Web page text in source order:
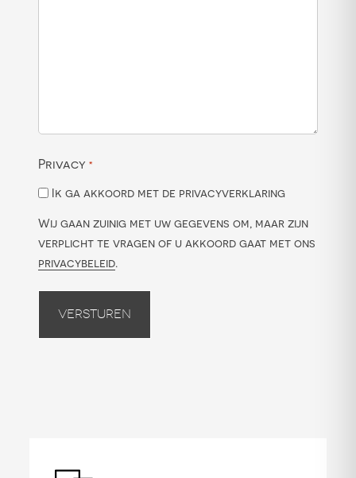
Privacy *
Ik ga akkoord met de privacyverklaring
Wij gaan zuinig met uw gegevens om, maar zijn
verplicht te vragen of u akkoord gaat met ons
privacybeleid.
Versturen